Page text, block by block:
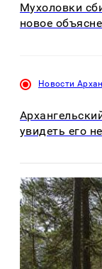
Мухоловки
новое
Новости
увидеть его